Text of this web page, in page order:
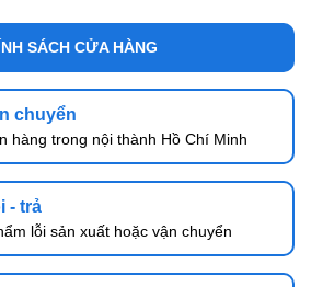
SÁCH CỬA HÀNG
chuyển
hàng trong nội thành Hồ Chí Minh
- trả
lỗi sản xuất hoặc vận chuyển